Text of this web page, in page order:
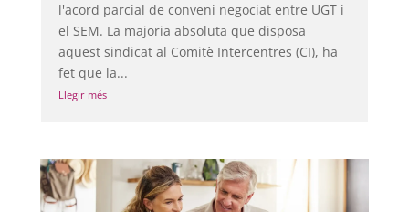
l'acord parcial de conveni negociat entre UGT i
el SEM. La majoria absoluta que disposa
aquest sindicat al Comitè Intercentres (CI), ha
fet que la...
Llegir més